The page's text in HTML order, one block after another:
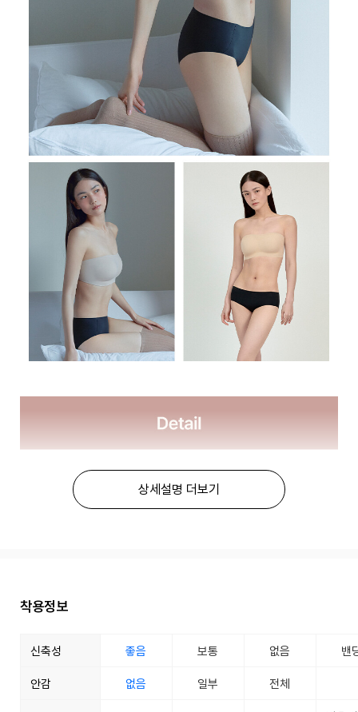
상세설명 더보기
착용정보
신축성 좋음 보통 없음 밴
안감 없음 일부 전체